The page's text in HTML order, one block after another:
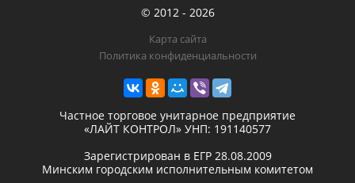
© 2012 - 2026
Карта сайта
Политика конфиденциальности
Частное торговое унитарное предприятие
«ЛАЙТ КОНТРОЛ» УНП: 191140577
Зарегистрирован в ЕГР 28.08.2009
Минским городским исполнительным комитетом